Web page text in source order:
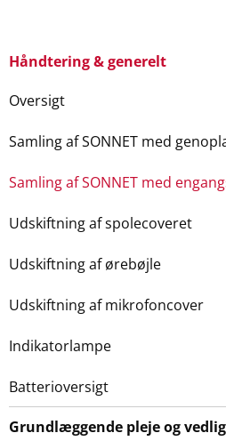
Håndtering & generelt
Oversigt
Samling af SONNET med
Samling af SONNET med
Udskiftning af spolecoveret
Udskiftning af ørebøjle
Udskiftning af mikrofoncover
Indikatorlampe
Batterioversigt
Grundlæggende pleje og